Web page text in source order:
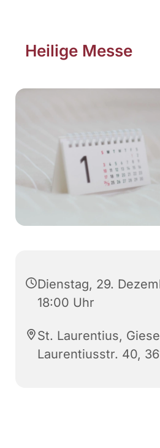
Heilige Messe
Dienstag, 29.
18:00 Uhr
St. Laurentius,
Laurentiusstr. 40,